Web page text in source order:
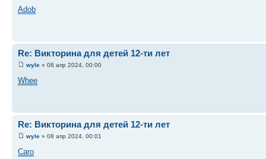
Adob
Re: Викторина для детей 12-ти лет
wyle » 08 апр 2024, 00:00
Whee
Re: Викторина для детей 12-ти лет
wyle » 08 апр 2024, 00:01
Caro